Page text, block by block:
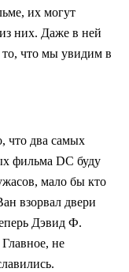
их могут
них. Даже в ней
что мы увидим в
что два самых
фильма DC буду
мало бы кто
взорвал двери
Дэвид Ф.
не